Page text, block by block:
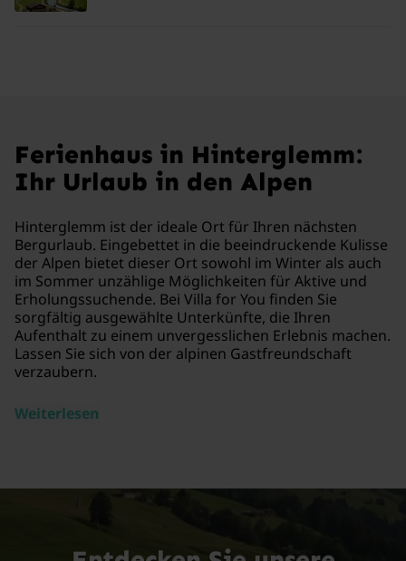
Ferienhaus in Hinterglemm:
Ihr Urlaub in den Alpen
Hinterglemm ist der ideale Ort für Ihren nächsten
Bergurlaub. Eingebettet in die beeindruckende Kulisse
der Alpen bietet dieser Ort sowohl im Winter als auch
im Sommer unzählige Möglichkeiten für Aktive und
Erholungssuchende. Bei Villa for You finden Sie
sorgfältig ausgewählte Unterkünfte, die Ihren
Aufenthalt zu einem unvergesslichen Erlebnis machen.
Lassen Sie sich von der alpinen Gastfreundschaft
verzaubern.
Weiterlesen